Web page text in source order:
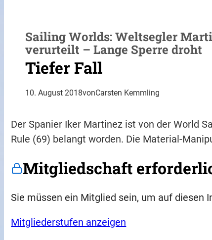
Sailing Worlds: Weltsegler
verurteilt – Lange Sperre droht
Tiefer Fall
10. August 2018vonCarsten Kemmling
Der Spanier Iker Martinez ist von der World
Rule (69) belangt worden. Die Material-
Mitgliedschaft
Sie müssen ein Mitglied sein, um auf diesen
Mitgliederstufen anzeigen